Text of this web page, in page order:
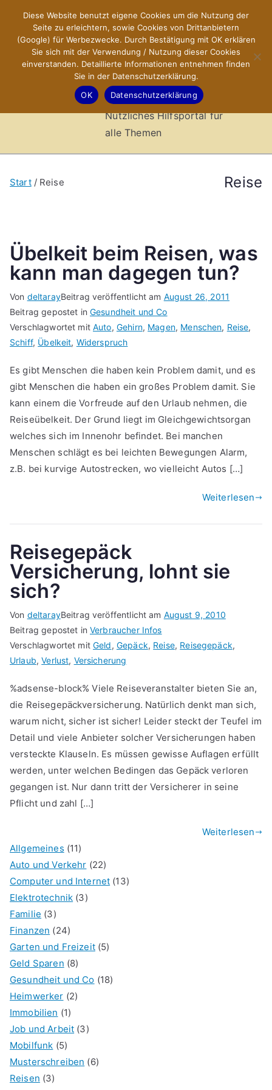
springen
X-Sites.de
–
Hilfsportal
Nützliches Hilfsportal für
alle Themen
Reise
Start Reise
Übelkeit beim Reisen, was
kann man dagegen tun?
Von deltarayBeitrag veröffentlicht am August 26, 2011
Beitrag gepostet inGesundheit und Co
Verschlagwortet mitAuto, Gehirn, Magen, Menschen, Reise,
Schiff, Übelkeit, Widerspruch
Es gibt Menschen die haben kein Problem damit, und es
gibt Menschen die haben ein großes Problem damit. Sie
kann einem die Vorfreude auf den Urlaub nehmen, die
Reiseübelkeit. Der Grund liegt im Gleichgewichtsorgan
welches sich im Innenohr befindet. Bei manchen
Menschen schlägt es bei leichten Bewegungen Alarm,
z.B. bei kurvige Autostrecken, wo vielleicht Autos […]
Weiterlesen
Reisegepäck
Versicherung, lohnt sie
sich?
Von deltarayBeitrag veröffentlicht am August 9, 2010
Beitrag gepostet inVerbraucher Infos
Verschlagwortet mitGeld, Gepäck, Reise, Reisegepäck,
Urlaub,Verlust, Versicherung
%adsense-block% Viele Reiseveranstalter bieten Sie an,
die Reisegepäckversicherung. Natürlich denkt man sich,
warum nicht, sicher ist sicher! Leider steckt der Teufel im
Detail und viele Anbieter solcher Versicherungen haben
versteckte Klauseln. Es müssen gewisse Auflagen erfüllt
werden, unter welchen Bedingen das Gepäck verloren
gegangen ist. Nur dann tritt der Versicherer in seine
Pflicht und zahl […]
Weiterlesen
Allgemeines (11)
Auto und Verkehr (22)
Computer und Internet (13)
Elektrotechnik (3)
Familie (3)
Finanzen (24)
Garten und Freizeit(5)
Geld Sparen (8)
Gesundheit und Co (18)
Heimwerker (2)
Immobilien (1)
Job und Arbeit (3)
Mobilfunk (5)
Musterschreiben (6)
Reisen (3)
Diese Website benutzt eigene Cookies um die Nutzung der
Seite zu erleichtern, sowie Cookies von Drittanbietern
(Google) für Werbezwecke. Durch Bestätigung mit OK erklären
Sie sich mit der Verwendung / Nutzung dieser Cookies
einverstanden. Detaillierte Informationen entnehmen finden
Sie in der Datenschutzerklärung.
OK
Datenschutzerklärung